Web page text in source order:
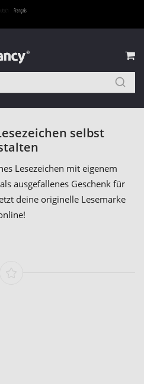
selbst
Lesezeichen mit eigenem
ausgefallenes Geschenk für
deine originelle Lesemarke